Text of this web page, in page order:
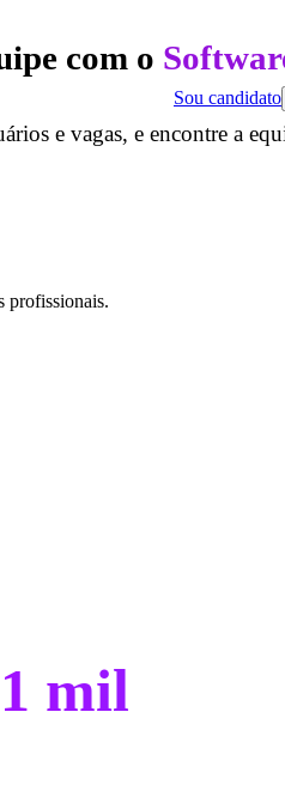
Sou candidato
com o
e vagas, e encontre a
profissionais.
1 mil